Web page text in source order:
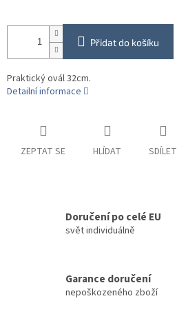
Přidat do košíku
Praktický ovál 32cm.
Detailní informace
ZEPTAT SE HLÍDAT SDÍLET
Doručení po celé EU
svět individuálně
Garance doručení
nepoškozeného zboží